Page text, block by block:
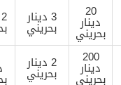
20
دينار
بحريني
3 دينار
بحريني
200
دينار
بحريني
2 دينار
بحريني